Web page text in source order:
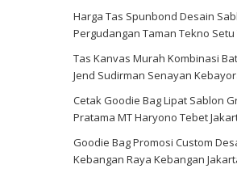
Harga Tas Spunbond Desain
Pergudangan Taman Tekno
Tas Kanvas Murah Kombinasi
Jend Sudirman Senayan
Cetak Goodie Bag Lipat Sablon
Pratama MT Haryono Tebet
Goodie Bag Promosi Custom
Kebangan Raya Kebangan